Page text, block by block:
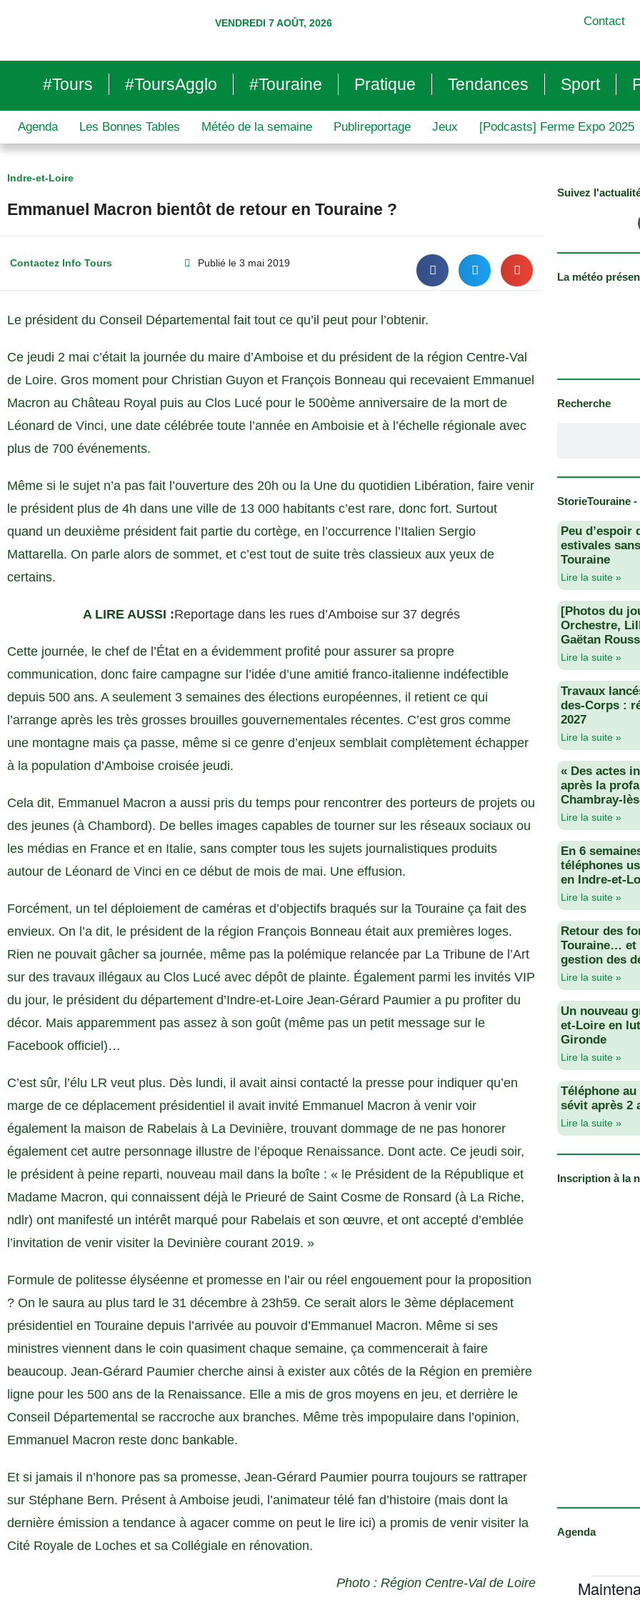
VENDREDI 7 AOÛT, 2026 Contact
#Tours #ToursAgglo #Touraine Pratique Tendances Sport
Agenda Les Bonnes Tables Météo de la semaine Publireportage Jeux [Podcasts] Ferme Expo 2025
Indre-et-Loire
Emmanuel Macron bientôt de retour en Touraine ?
Contactez Info Tours Publié le 3 mai 2019
Le président du Conseil Départemental fait tout ce qu’il peut pour l’obtenir.
Ce jeudi 2 mai c’était la journée du maire d’Amboise et du président de la région Centre-Val
de Loire. Gros moment pour Christian Guyon et François Bonneau qui recevaient Emmanuel
Macron au Château Royal puis au Clos Lucé pour le 500ème anniversaire de la mort de
Léonard de Vinci, une date célébrée toute l’année en Amboisie et à l’échelle régionale avec
plus de 700 événements.
Même si le sujet n’a pas fait l’ouverture des 20h ou la Une du quotidien Libération, faire venir
le président plus de 4h dans une ville de 13 000 habitants c’est rare, donc fort. Surtout
quand un deuxième président fait partie du cortège, en l’occurrence l’Italien Sergio
Mattarella. On parle alors de sommet, et c’est tout de suite très classieux aux yeux de
certains.
A LIRE AUSSI :Reportage dans les rues d’Amboise sur 37 degrés
Cette journée, le chef de l’État en a évidemment profité pour assurer sa propre
communication, donc faire campagne sur l’idée d’une amitié franco-italienne indéfectible
depuis 500 ans. A seulement 3 semaines des élections européennes, il retient ce qui
l’arrange après les très grosses brouilles gouvernementales récentes. C’est gros comme
une montagne mais ça passe, même si ce genre d’enjeux semblait complètement échapper
à la population d’Amboise croisée jeudi.
Cela dit, Emmanuel Macron a aussi pris du temps pour rencontrer des porteurs de projets ou
des jeunes (à Chambord). De belles images capables de tourner sur les réseaux sociaux ou
les médias en France et en Italie, sans compter tous les sujets journalistiques produits
autour de Léonard de Vinci en ce début de mois de mai. Une effusion.
Forcément, un tel déploiement de caméras et d’objectifs braqués sur la Touraine ça fait des
envieux. On l’a dit, le président de la région François Bonneau était aux premières loges.
Rien ne pouvait gâcher sa journée, même pas la polémique relancée par La Tribune de l’Art
sur des travaux illégaux au Clos Lucé avec dépôt de plainte. Également parmi les invités VIP
du jour, le président du département d’Indre-et-Loire Jean-Gérard Paumier a pu profiter du
décor. Mais apparemment pas assez à son goût (même pas un petit message sur le
Facebook officiel)…
C’est sûr, l’élu LR veut plus. Dès lundi, il avait ainsi contacté la presse pour indiquer qu’en
marge de ce déplacement présidentiel il avait invité Emmanuel Macron à venir voir
également la maison de Rabelais à La Devinière, trouvant dommage de ne pas honorer
également cet autre personnage illustre de l’époque Renaissance. Dont acte. Ce jeudi soir,
le président à peine reparti, nouveau mail dans la boîte : « le Président de la République et
Madame Macron, qui connaissent déjà le Prieuré de Saint Cosme de Ronsard (à La Riche,
ndlr) ont manifesté un intérêt marqué pour Rabelais et son œuvre, et ont accepté d’emblée
l’invitation de venir visiter la Devinière courant 2019. »
Formule de politesse élyséenne et promesse en l’air ou réel engouement pour la proposition
? On le saura au plus tard le 31 décembre à 23h59. Ce serait alors le 3ème déplacement
présidentiel en Touraine depuis l’arrivée au pouvoir d’Emmanuel Macron. Même si ses
ministres viennent dans le coin quasiment chaque semaine, ça commencerait à faire
beaucoup. Jean-Gérard Paumier cherche ainsi à exister aux côtés de la Région en première
ligne pour les 500 ans de la Renaissance. Elle a mis de gros moyens en jeu, et derrière le
Conseil Départemental se raccroche aux branches. Même très impopulaire dans l’opinion,
Emmanuel Macron reste donc bankable.
Et si jamais il n’honore pas sa promesse, Jean-Gérard Paumier pourra toujours se rattraper
sur Stéphane Bern. Présent à Amboise jeudi, l’animateur télé fan d’histoire (mais dont la
dernière émission a tendance à agacer comme on peut le lire ici) a promis de venir visiter la
Cité Royale de Loches et sa Collégiale en rénovation.
Photo : Région Centre-Val de Loire
Suivez
La météo
Recherche
StorieTouraine
Peu d’espoir
estivales
Touraine
Lire la suite »
[Photos du
Orchestre,
Gaëtan
Lire la suite »
Travaux
des-Corps :
2027
Lire la suite »
« Des actes
après la
Chambray-
Lire la suite »
En 6
téléphones
en Indre-et-
Lire la suite »
Retour des
Touraine… et
gestion des
Lire la suite »
Un nouveau
et-Loire en
Gironde
Lire la suite »
Téléphone
sévit après 2
Lire la suite »
Inscription à la
Agenda